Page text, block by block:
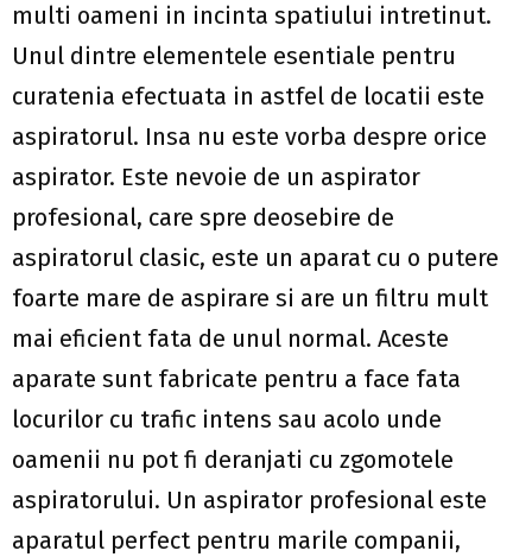
multi oameni in incinta spatiului intretinut.
Unul dintre elementele esentiale pentru
curatenia efectuata in astfel de locatii este
aspiratorul. Insa nu este vorba despre orice
aspirator. Este nevoie de un aspirator
profesional, care spre deosebire de
aspiratorul clasic, este un aparat cu o putere
foarte mare de aspirare si are un filtru mult
mai eficient fata de unul normal. Aceste
aparate sunt fabricate pentru a face fata
locurilor cu trafic intens sau acolo unde
oamenii nu pot fi deranjati cu zgomotele
aspiratorului. Un aspirator profesional este
aparatul perfect pentru marile companii,